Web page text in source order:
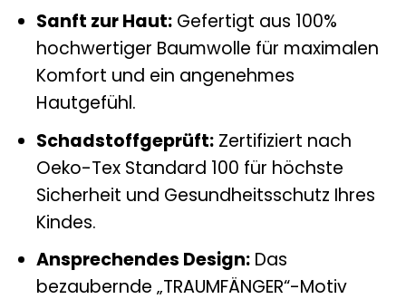
Sanft zur Haut:Gefertigt aus 100%
hochwertiger Baumwolle für maximalen
Komfort und ein angenehmes
Hautgefühl.
Schadstoffgeprüft:Zertifiziert nach
Oeko-Tex Standard 100 für höchste
Sicherheit und Gesundheitsschutz Ihres
Kindes.
Ansprechendes Design:Das
bezaubernde „TRAUMFÄNGER“-Motiv